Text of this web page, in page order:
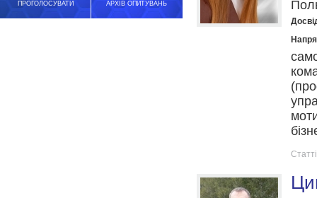
ПРОГОЛОСУВАТИ АРХІВ ОПИТУВАНЬ
Статті